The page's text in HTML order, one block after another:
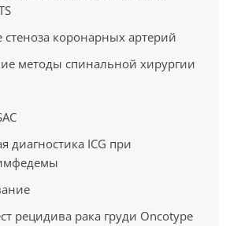
коронарных артерий
методы спинальной хирургии
диагностика ICG при
рецидива рака груди Oncotype